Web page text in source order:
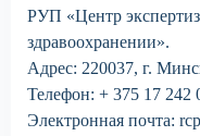
РУП «Центр
здравоохранении».
Адрес: 220037, г.
Телефон: + 375 17 242
Электронная почта: